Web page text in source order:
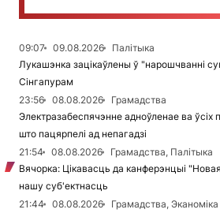
09:07 09.08.2026
Палітыка
Лукашэнка зацікаўлены ў "нарошчванні
Сінгапурам
23:56
08.08.2026
Грамадства
Электразабеспячэнне адноўленае ва ўсіх
што пацярпелі ад непагадзі
21:54
08.08.2026
Грамадства, Палітыка
Вячорка: Цікавасць да канферэнцыі
нашу суб'ектнасць
21:44
08.08.2026
Грамадства, Эканоміка